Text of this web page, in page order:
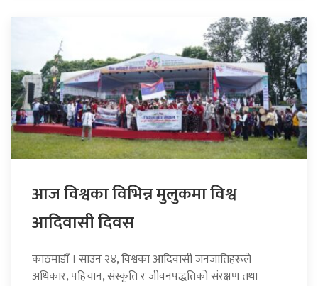
आज विश्वका विभिन्न मुलुकमा विश्व
आदिवासी दिवस
काठमाडौँ । साउन २४, विश्वका आदिवासी जनजातिहरूले
अधिकार, पहिचान, संस्कृति र जीवनपद्धतिको संरक्षण तथा